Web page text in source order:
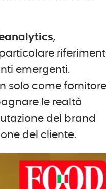
,
emergenti.
solo come
le realtà
del brand
del cliente.